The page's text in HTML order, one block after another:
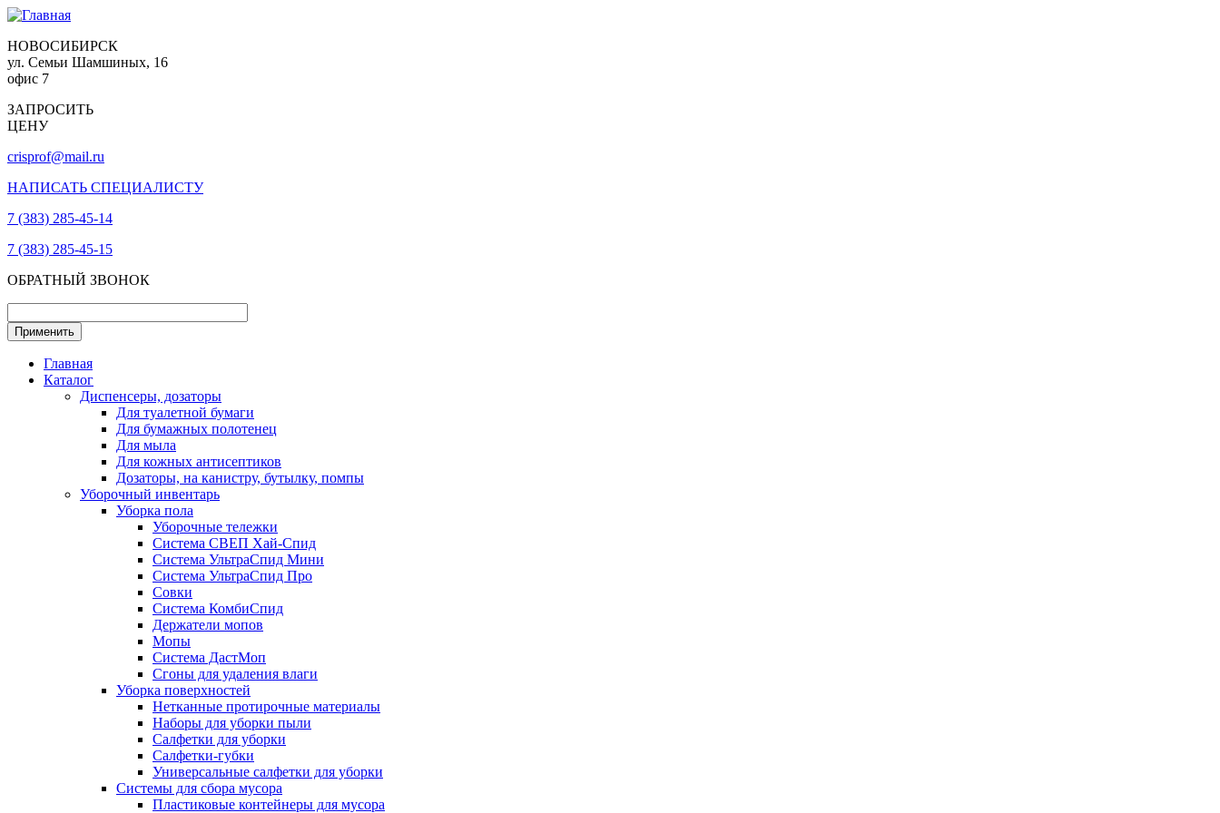
НОВОСИБИРСК
ул. Семьи Шамшиных, 16
офис 7
ЗАПРОСИТЬ
ЦЕНУ
crisprof@mail.ru
НАПИСАТЬ СПЕЦИАЛИСТУ
7 (383) 285-45-14
7 (383) 285-45-15
ОБРАТНЫЙ ЗВОНОК
Главная
Каталог
Диспенсеры, дозаторы
Для туалетной бумаги
Для бумажных полотенец
Для мыла
Для кожных антисептиков
Дозаторы, на канистру, бутылку, помпы
Уборочный инвентарь
Уборка пола
Уборочные тележки
Система СВЕП Хай-Спид
Система УльтраСпид Мини
Система УльтраСпид Про
Совки
Система КомбиСпид
Держатели мопов
Мопы
Система ДастМоп
Сгоны для удаления влаги
Уборка поверхностей
Нетканные протирочные материалы
Наборы для уборки пыли
Салфетки для уборки
Салфетки-губки
Универсальные салфетки для уборки
Системы для сбора мусора
Пластиковые контейнеры для мусора